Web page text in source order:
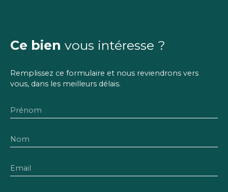
Ce bien vous intéresse ?
Remplissez ce formulaire et nous reviendrons vers
vous, dans les meilleurs délais.
Prénom
Nom
Email